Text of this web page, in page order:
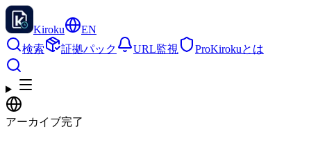
Kiroku
EN
検索
証拠パック URL監視 ProKirokuとは
アーカイブ完了